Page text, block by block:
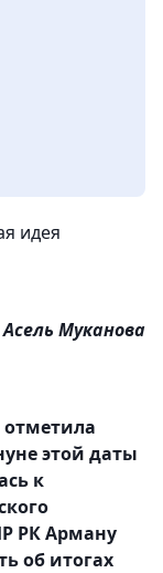
идея
Асель Муканова
этой даты
к
РК Арману
об итогах